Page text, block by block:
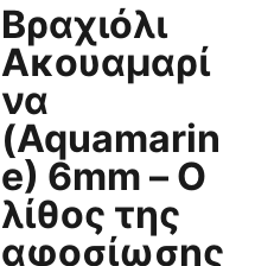
Βραχιόλι
Ακουαμαρί
να
(Aquamarin
e) 6mm – Ο
λίθος της
αφοσίωσης